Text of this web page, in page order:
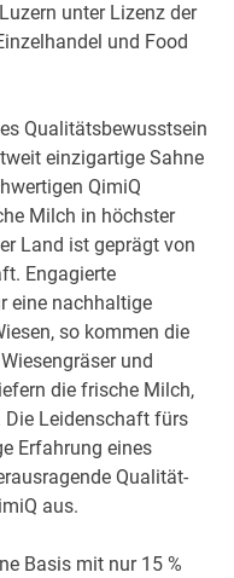
unter Lizenz der
und Food
Qualitätsbewusstsein
einzigartige Sahne
QimiQ
Milch in höchster
Land ist geprägt von
Engagierte
eine nachhaltige
so kommen die
und
die frische Milch,
Die Leidenschaft fürs
Erfahrung eines
Qualität-
aus.
Basis mit nur 15 %